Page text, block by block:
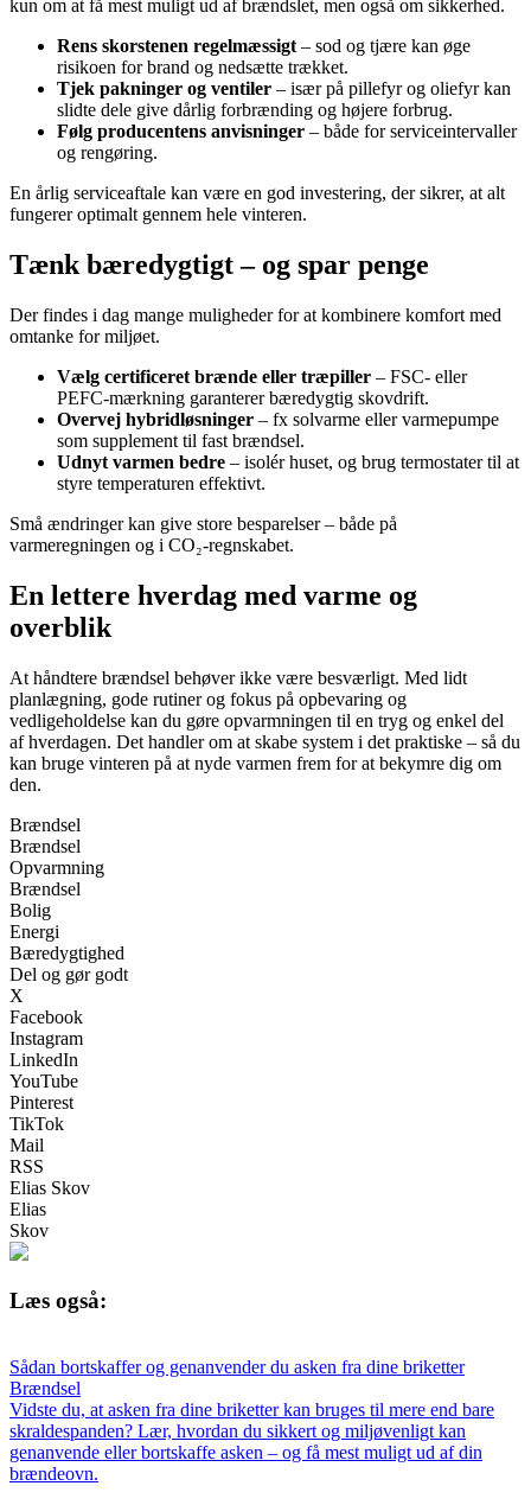
kun om at få mest muligt ud af brændslet, men også om sikkerhed.
Rens skorstenen regelmæssigt – sod og tjære kan øge
risikoen for brand og nedsætte trækket.
Tjek pakninger og ventiler – især på pillefyr og oliefyr kan
slidte dele give dårlig forbrænding og højere forbrug.
Følg producentens anvisninger – både for serviceintervaller
og rengøring.
En årlig serviceaftale kan være en god investering, der sikrer, at alt
fungerer optimalt gennem hele vinteren.
Tænk bæredygtigt – og spar penge
Der findes i dag mange muligheder for at kombinere komfort med
omtanke for miljøet.
Vælg certificeret brænde eller træpiller – FSC- eller
PEFC-mærkning garanterer bæredygtig skovdrift.
Overvej hybridløsninger – fx solvarme eller varmepumpe
som supplement til fast brændsel.
Udnyt varmen bedre – isolér huset, og brug termostater til at
styre temperaturen effektivt.
Små ændringer kan give store besparelser – både på
varmeregningen og i CO₂-regnskabet.
En lettere hverdag med varme og
overblik
At håndtere brændsel behøver ikke være besværligt. Med lidt
planlægning, gode rutiner og fokus på opbevaring og
vedligeholdelse kan du gøre opvarmningen til en tryg og enkel del
af hverdagen. Det handler om at skabe system i det praktiske – så du
kan bruge vinteren på at nyde varmen frem for at bekymre dig om
den.
Brændsel
Brændsel
Opvarmning
Brændsel
Bolig
Energi
Bæredygtighed
Del og gør godt
X
Facebook
Instagram
LinkedIn
YouTube
Pinterest
TikTok
Mail
RSS
Elias Skov
Elias
Skov
Læs også:
Sådan bortskaffer og genanvender du asken fra dine briketter
Brændsel
Vidste du, at asken fra dine briketter kan bruges til mere end bare
skraldespanden? Lær, hvordan du sikkert og miljøvenligt kan
genanvende eller bortskaffe asken – og få mest muligt ud af din
brændeovn.